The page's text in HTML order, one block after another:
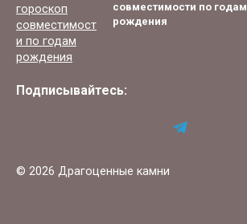
совместимости по годам
рождения
Подписывайтесь:
© 2026 Драгоценные камни